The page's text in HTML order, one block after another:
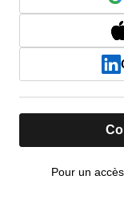
Pour un